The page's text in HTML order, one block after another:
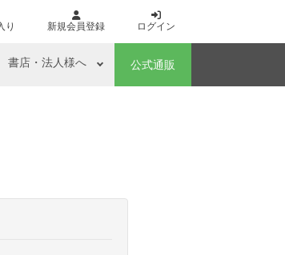
り 新規会員登録 ログイン
書店・法人様へ 公式通販